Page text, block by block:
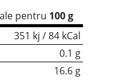
pentru 100 g
351 kj / 84 kCal
0.1 g
16.6 g